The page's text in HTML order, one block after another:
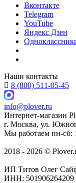
Вконтакте
Telegram
YouTube
Яндекс Дзен
Наши контакты
8 (800) 511-05-45
info@plover.ru
Интернет-магазин
г. Москва, ул.
Мы работаем пн-сб:
2018 - 2026 ©
ИП Титов Олег
ИНН: 501906264209